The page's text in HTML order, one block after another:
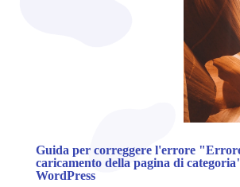
Guida per correggere l'errore
caricamento della pagina di
WordPress